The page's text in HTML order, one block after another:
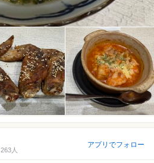
人
アプリでフォロー